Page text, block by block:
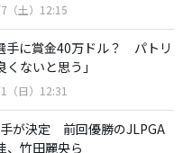
（土）12:15
手に賞金40万ドル？ パトリ
ないと思う」
（日）12:31
が決定 前回優勝のJLPGA
、竹田麗央ら